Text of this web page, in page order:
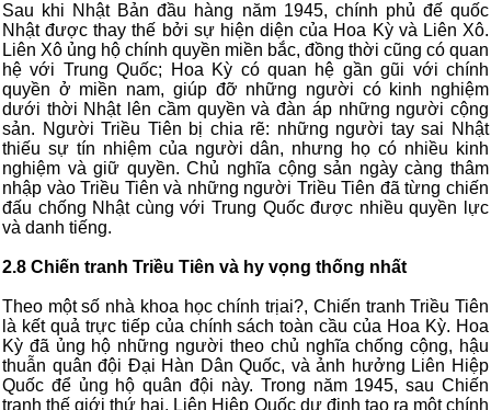
Sau khi Nhật Bản đầu hàng năm 1945, chính phủ đế quốc
Nhật được thay thế bởi sự hiện diện của Hoa Kỳ và Liên Xô.
Liên Xô ủng hộ chính quyền miền bắc, đồng thời cũng có quan
hệ với Trung Quốc; Hoa Kỳ có quan hệ gần gũi với chính
quyền ở miền nam, giúp đỡ những người có kinh nghiệm
dưới thời Nhật lên cầm quyền và đàn áp những người cộng
sản. Người Triều Tiên bị chia rẽ: những người tay sai Nhật
thiếu sự tín nhiệm của người dân, nhưng họ có nhiều kinh
nghiệm và giữ quyền. Chủ nghĩa cộng sản ngày càng thâm
nhập vào Triều Tiên và những người Triều Tiên đã từng chiến
đấu chống Nhật cùng với Trung Quốc được nhiều quyền lực
và danh tiếng.
2.8 Chiến tranh Triều Tiên và hy vọng thống nhất
Theo một số nhà khoa học chính trịai?, Chiến tranh Triều Tiên
là kết quả trực tiếp của chính sách toàn cầu của Hoa Kỳ. Hoa
Kỳ đã ủng hộ những người theo chủ nghĩa chống cộng, hậu
thuẫn quân đội Đại Hàn Dân Quốc, và ảnh hưởng Liên Hiệp
Quốc để ủng hộ quân đội này. Trong năm 1945, sau Chiến
tranh thế giới thứ hai, Liên Hiệp Quốc dự định tạo ra một chính